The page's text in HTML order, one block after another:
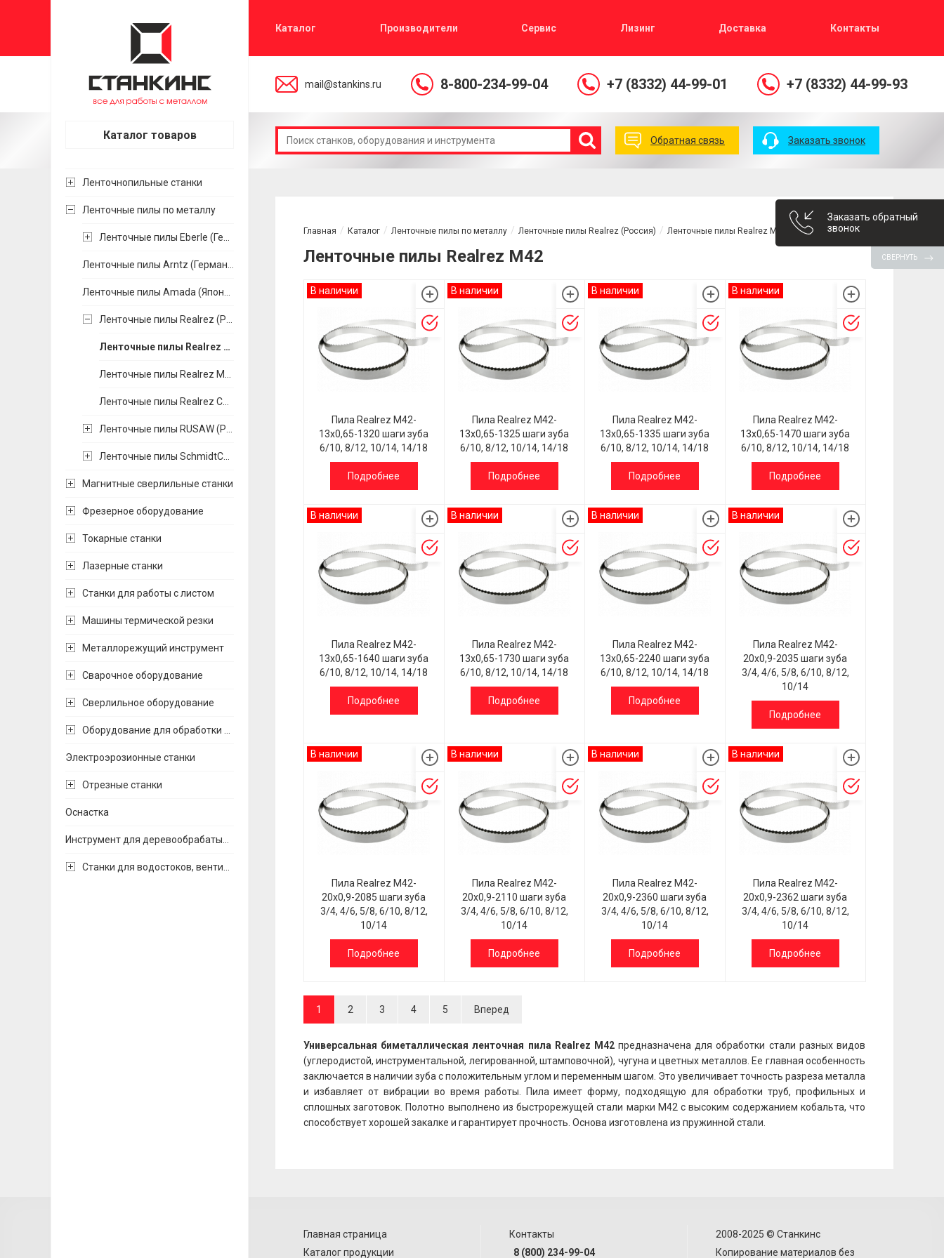
Каталог товаров
Ленточнопильные станки
Ленточные пилы по металлу
Ленточные пилы Realrez M42
Магнитные сверлильные станки
Фрезерное оборудование
Токарные станки
Лазерные станки
Станки для работы с листом
Машины термической резки
Металлорежущий инструмент
Сварочное оборудование
Сверлильное оборудование
Электроэрозионные станки
Отрезные станки
Оснастка
Каталог Производители Сервис Лизинг Доставка Контакты
mail@stankins.ru 8-800-234-99-04 +7 (8332) 44-99-01 +7 (8332) 44-99-93
Обратная связь Заказать звонок
Главная Каталог Ленточные пилы по металлу Ленточные пилы Realrez (Россия) Ленточные пилы Realrez M42
Ленточные пилы Realrez M42
В наличии
Пила Realrez M42-
13х0,65-1320 шаги зуба
6/10, 8/12, 10/14, 14/18
Подробнее
В наличии
Пила Realrez M42-
13х0,65-1325 шаги зуба
6/10, 8/12, 10/14, 14/18
Подробнее
В наличии
Пила Realrez M42-
13х0,65-1335 шаги зуба
6/10, 8/12, 10/14, 14/18
Подробнее
В наличии
Пила Realrez M42-
13х0,65-1470 шаги зуба
6/10, 8/12, 10/14, 14/18
Подробнее
В наличии
Пила Realrez M42-
13х0,65-1640 шаги зуба
6/10, 8/12, 10/14, 14/18
Подробнее
В наличии
Пила Realrez M42-
13х0,65-1730 шаги зуба
6/10, 8/12, 10/14, 14/18
Подробнее
В наличии
Пила Realrez M42-
13х0,65-2240 шаги зуба
6/10, 8/12, 10/14, 14/18
Подробнее
В наличии
Пила Realrez M42-
20х0,9-2035 шаги зуба
3/4, 4/6, 5/8, 6/10, 8/12,
10/14
Подробнее
В наличии
Пила Realrez M42-
20х0,9-2085 шаги зуба
3/4, 4/6, 5/8, 6/10, 8/12,
10/14
Подробнее
В наличии
Пила Realrez M42-
20х0,9-2110 шаги зуба
3/4, 4/6, 5/8, 6/10, 8/12,
10/14
Подробнее
В наличии
Пила Realrez M42-
20х0,9-2360 шаги зуба
3/4, 4/6, 5/8, 6/10, 8/12,
10/14
Подробнее
В наличии
Пила Realrez M42-
20х0,9-2362 шаги зуба
3/4, 4/6, 5/8, 6/10, 8/12,
10/14
Подробнее
1 2 3 4 5 Вперед
Универсальная биметаллическая ленточная пила Realrez M42предназначена для обработки стали разных видов
(углеродистой, инструментальной, легированной, штамповочной), чугуна и цветных металлов. Ее главная особенность
заключается в наличии зуба с положительным углом и переменным шагом. Это увеличивает точность разреза металла
и избавляет от вибрации во время работы. Пила имеет форму, подходящую для обработки труб, профильных и
сплошных заготовок. Полотно выполнено из быстрорежущей стали марки М42 с высоким содержанием кобальта, что
способствует хорошей закалке и гарантирует прочность. Основа изготовлена из пружинной стали.
Главная страница
Каталог продукции
Контакты
8 (800) 234-99-04
2008-2025 © Станкинс
Копирование материалов без
Заказать обратный
звонок
СВЕРНУТЬ